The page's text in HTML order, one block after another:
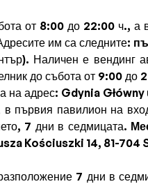
от 8:00 до 22:00 ч., а
им са следните:
Наличен е вендинг
до събота от 9:00 до
на адрес: Gdynia
първия павилион на
7 дни в седмицата.
Kościuszki 14, 81-704
7 дни в